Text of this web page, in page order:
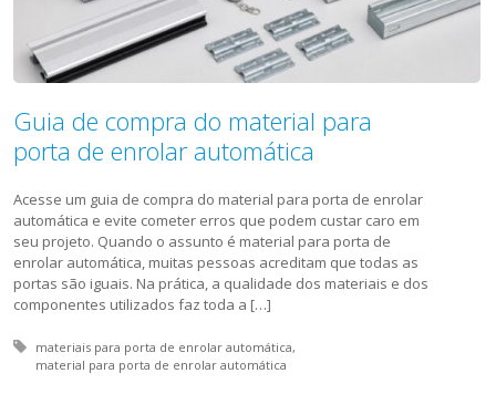
Guia de compra do material para
porta de enrolar automática
Acesse um guia de compra do material para porta de enrolar
automática e evite cometer erros que podem custar caro em
seu projeto. Quando o assunto é material para porta de
enrolar automática, muitas pessoas acreditam que todas as
portas são iguais. Na prática, a qualidade dos materiais e dos
componentes utilizados faz toda a […]
Tagged with:
materiais para porta de enrolar automática
material para porta de enrolar automática